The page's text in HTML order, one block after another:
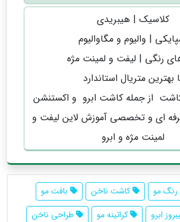
کلاسیک | هیبریدی
| والیوم و مگاوالیوم
رنگی | لیفت و لمینت مژه
بهترین متریال استاندارد
از جمله کاشت ابرو و اکستنشن
ای و تخصصی آموزش لاین لیفت و
لمینت مژه و ابرو
مو کاشت ناخن
بافت مو
ابرو کراتینه مو
طراحی ناخن